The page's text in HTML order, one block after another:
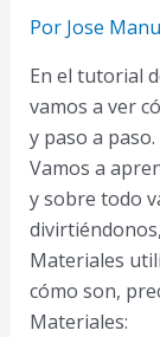
Facil
Paso
a
Paso
Por Jose
En el tutorial
vamos a ver
y paso a paso.
Vamos a
y sobre todo
Materiales
cómo son,
Materiales: